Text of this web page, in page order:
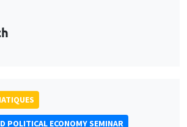
POLITICAL ECONOMY SEMINAR